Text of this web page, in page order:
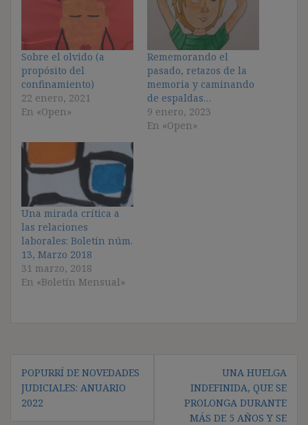
Sobre el olvido (a
propósito del
confinamiento)
22 enero, 2021
En «Open»
Rememorando el
pasado, retazos de la
memoria y caminando
de espaldas…
9 enero, 2023
En «Open»
Una mirada crítica a
las relaciones
laborales: Boletín núm.
13, Marzo 2018
31 marzo, 2018
En «Boletín Mensual»
Navegación
de
entradas
POPURRÍ DE NOVEDADES
JUDICIALES: ANUARIO
2022
UNA HUELGA
INDEFINIDA, QUE SE
PROLONGA DURANTE
MÁS DE 5 AÑOS Y SE